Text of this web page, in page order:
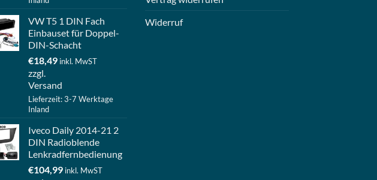
VW T5 1 DIN Fach
Einbauset für Doppel-
DIN-Schacht
€18,49 inkl. MwST
zzgl.
Versand
Lieferzeit: 3-7 Werktage
Inland
Iveco Daily 2014-21 2
DIN Radioblende
Lenkradfernbedienung
€104,99 inkl. MwST
Widerruf